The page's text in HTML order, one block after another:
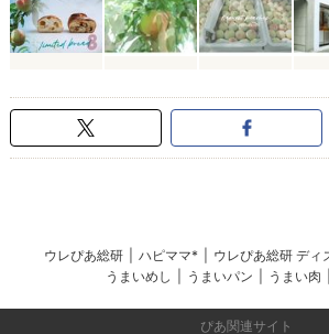
ウレぴあ総研 ハピママ* ウレぴあ総研 ディ
うまいめし
うまいパン うまい肉
ぴあ関連サイト